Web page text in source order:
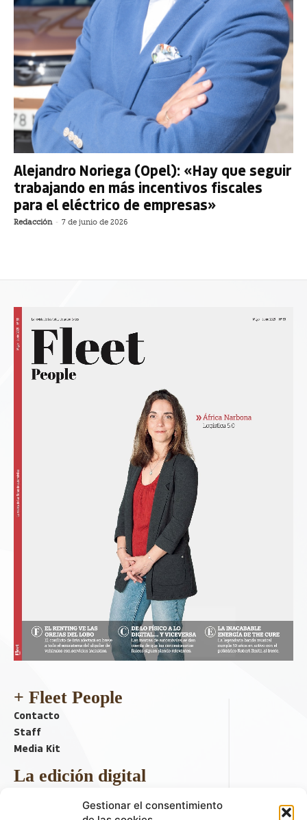
Gestionar el consentimiento
Alejandro Noriega (Opel): «Hay que seguir
trabajando en más incentivos fiscales
para el eléctrico de empresas»
Redacción - 7 de junio de 2026
+ Fleet People
Contacto
Staff
Media Kit
La edición digital
Descargar último ejemplar
ir a hemeroteca